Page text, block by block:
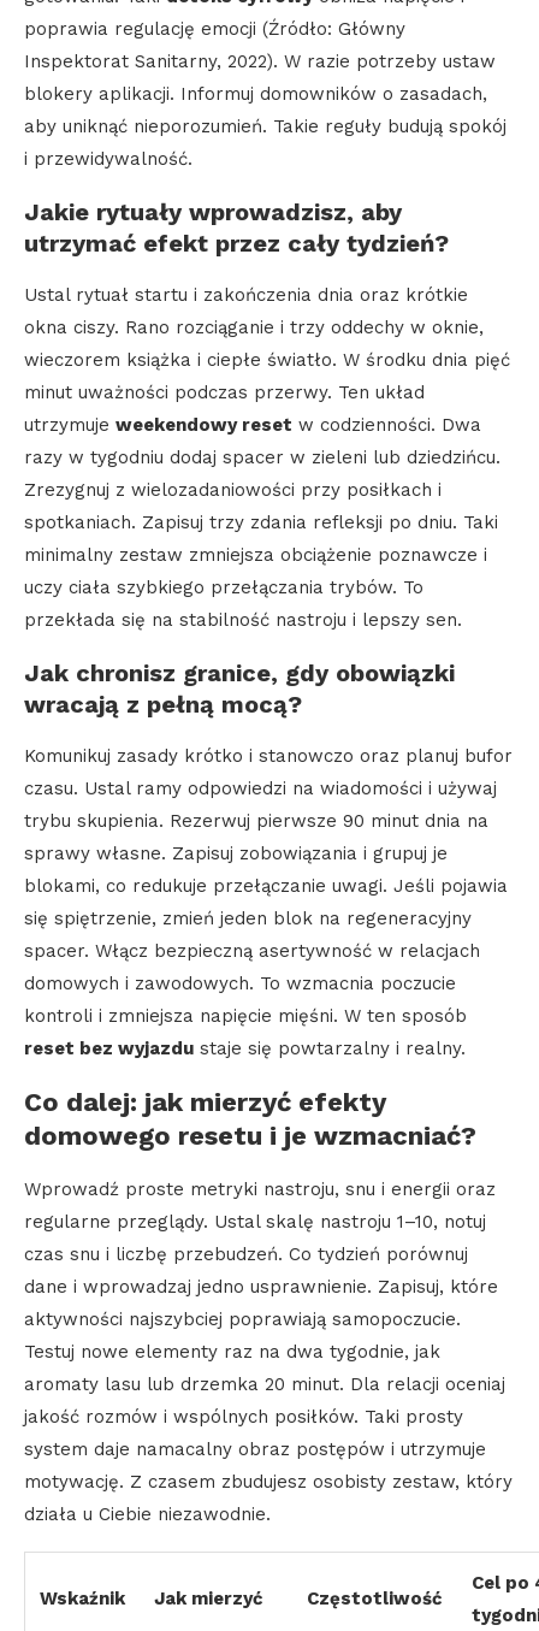
poprawia regulację emocji (Źródło: Główny
Inspektorat Sanitarny, 2022). W razie potrzeby ustaw
blokery aplikacji. Informuj domowników o zasadach,
aby uniknąć nieporozumień. Takie reguły budują spokój
i przewidywalność.
Jakie rytuały wprowadzisz, aby
utrzymać efekt przez cały tydzień?
Ustal rytuał startu i zakończenia dnia oraz krótkie
okna ciszy. Rano rozciąganie i trzy oddechy w oknie,
wieczorem książka i ciepłe światło. W środku dnia pięć
minut uważności podczas przerwy. Ten układ
utrzymuje weekendowy reset w codzienności. Dwa
razy w tygodniu dodaj spacer w zieleni lub dziedzińcu.
Zrezygnuj z wielozadaniowości przy posiłkach i
spotkaniach. Zapisuj trzy zdania refleksji po dniu. Taki
minimalny zestaw zmniejsza obciążenie poznawcze i
uczy ciała szybkiego przełączania trybów. To
przekłada się na stabilność nastroju i lepszy sen.
Jak chronisz granice, gdy obowiązki
wracają z pełną mocą?
Komunikuj zasady krótko i stanowczo oraz planuj bufor
czasu. Ustal ramy odpowiedzi na wiadomości i używaj
trybu skupienia. Rezerwuj pierwsze 90 minut dnia na
sprawy własne. Zapisuj zobowiązania i grupuj je
blokami, co redukuje przełączanie uwagi. Jeśli pojawia
się spiętrzenie, zmień jeden blok na regeneracyjny
spacer. Włącz bezpieczną asertywność w relacjach
domowych i zawodowych. To wzmacnia poczucie
kontroli i zmniejsza napięcie mięśni. W ten sposób
reset bez wyjazdu staje się powtarzalny i realny.
Co dalej: jak mierzyć efekty
domowego resetu i je wzmacniać?
Wprowadź proste metryki nastroju, snu i energii oraz
regularne przeglądy. Ustal skalę nastroju 1–10, notuj
czas snu i liczbę przebudzeń. Co tydzień porównuj
dane i wprowadzaj jedno usprawnienie. Zapisuj, które
aktywności najszybciej poprawiają samopoczucie.
Testuj nowe elementy raz na dwa tygodnie, jak
aromaty lasu lub drzemka 20 minut. Dla relacji oceniaj
jakość rozmów i wspólnych posiłków. Taki prosty
system daje namacalny obraz postępów i utrzymuje
motywację. Z czasem zbudujesz osobisty zestaw, który
działa u Ciebie niezawodnie.
Wskaźnik Jak mierzyć Częstotliwość
Cel po